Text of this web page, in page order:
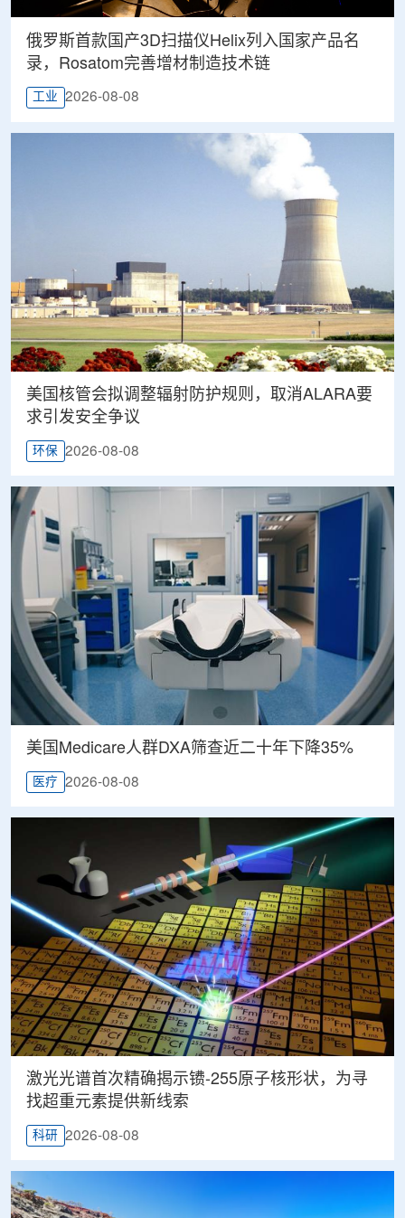
俄罗斯首款国产3D扫描仪Helix列入国家产品名
录，Rosatom完善增材制造技术链
工业 2026-08-08
美国核管会拟调整辐射防护规则，取消ALARA要
求引发安全争议
环保 2026-08-08
美国Medicare人群DXA筛查近二十年下降35%
医疗 2026-08-08
激光光谱首次精确揭示镄-255原子核形状，为寻
找超重元素提供新线索
科研 2026-08-08